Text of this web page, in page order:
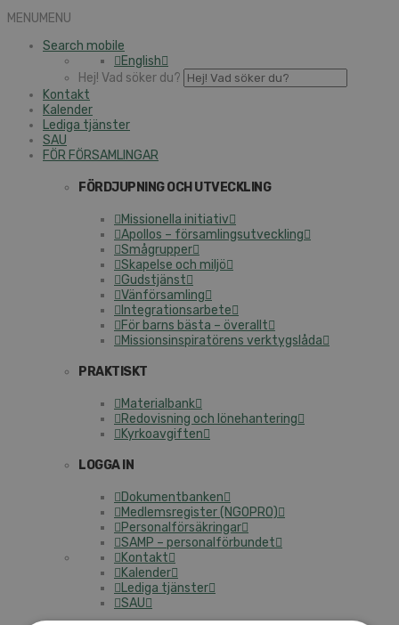
MENUMENU
Search mobile
English
Hej! Vad söker du?
Kontakt
Kalender
Lediga tjänster
SAU
FÖR FÖRSAMLINGAR
FÖRDJUPNING OCH UTVECKLING
Missionella initiativ
Apollos – församlingsutveckling
Smågrupper
Skapelse och miljö
Gudstjänst
Vänförsamling
Integrationsarbete
För barns bästa – överallt
Missionsinspiratörens verktygslåda
PRAKTISKT
Materialbank
Redovisning och lönehantering
Kyrkoavgiften
LOGGA IN
Dokumentbanken
Medlemsregister (NGOPRO)
Personalförsäkringar
SAMP – personalförbundet
Kontakt
Kalender
Lediga tjänster
SAU